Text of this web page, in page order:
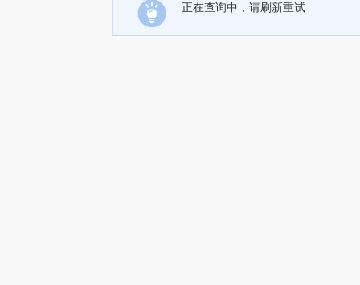
正在查询中，请刷新重试